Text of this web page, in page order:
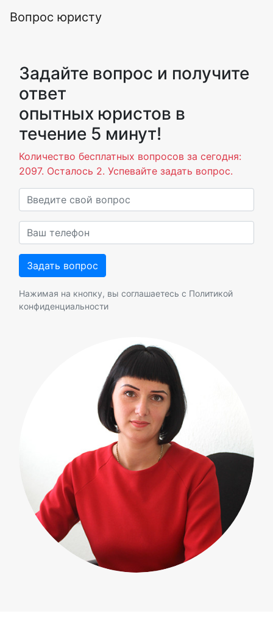
Вопрос юристу
Задайте вопрос и получите
ответ
опытных юристов в
течение 5 минут!
Количество бесплатных вопросов за сегодня:
2097. Осталось 2. Успевайте задать вопрос.
Нажимая на кнопку, вы соглашаетесь с Политикой
конфиденциальности